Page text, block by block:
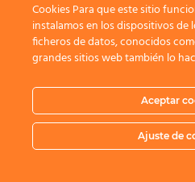
Cookies Para que este sitio
instalamos en los dispositivos de
ficheros de datos, conocidos
grandes sitios web también lo
Aceptar
Ajuste de